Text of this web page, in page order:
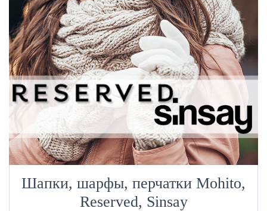
Шапки, шарфы, перчатки Mohito,
Reserved, Sinsay